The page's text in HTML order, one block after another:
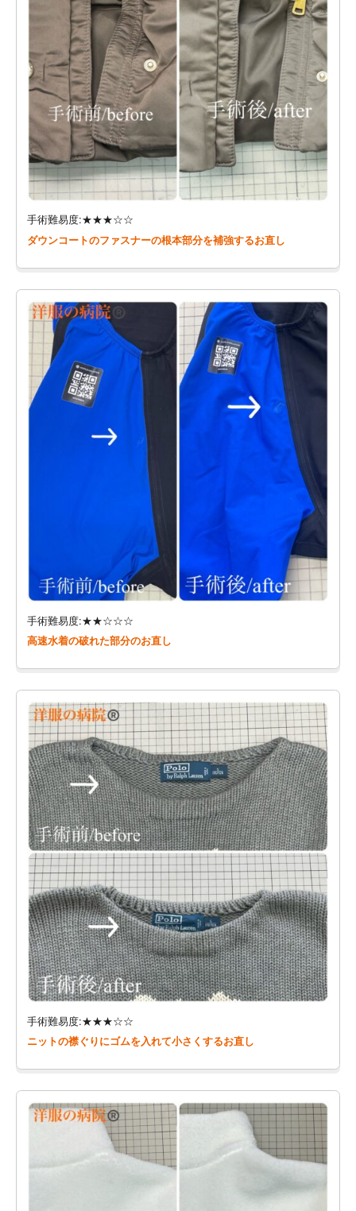
手術難易度:★★★☆☆
ダウンコートのファスナーの根本部分を補強するお直し
手術難易度:★★☆☆☆
高速水着の破れた部分のお直し
手術難易度:★★★☆☆
ニットの襟ぐりにゴムを入れて小さくするお直し